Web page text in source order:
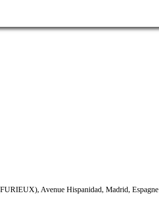
Avenue Hispanidad, Madrid, Espagne